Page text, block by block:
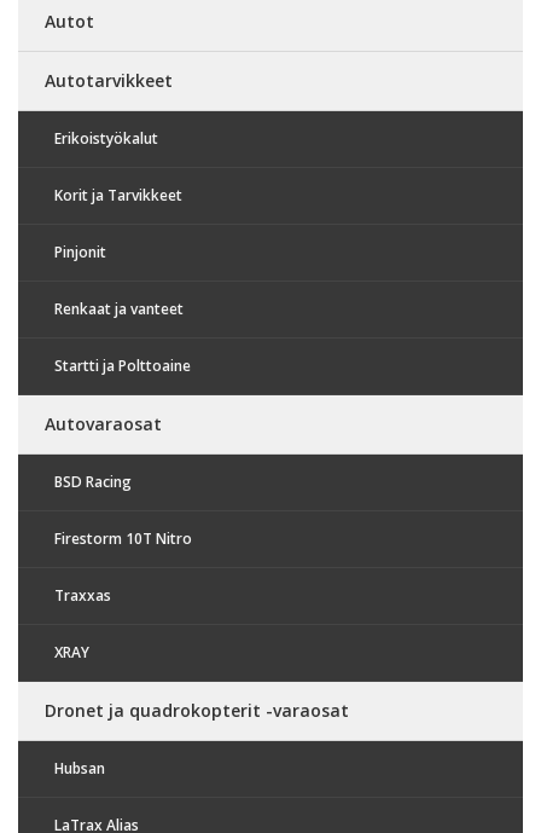
Autot
Autotarvikkeet
Erikoistyökalut
Korit ja Tarvikkeet
Pinjonit
Renkaat ja vanteet
Startti ja Polttoaine
Autovaraosat
BSD Racing
Firestorm 10T Nitro
Traxxas
XRAY
Dronet ja quadrokopterit -varaosat
Hubsan
LaTrax Alias